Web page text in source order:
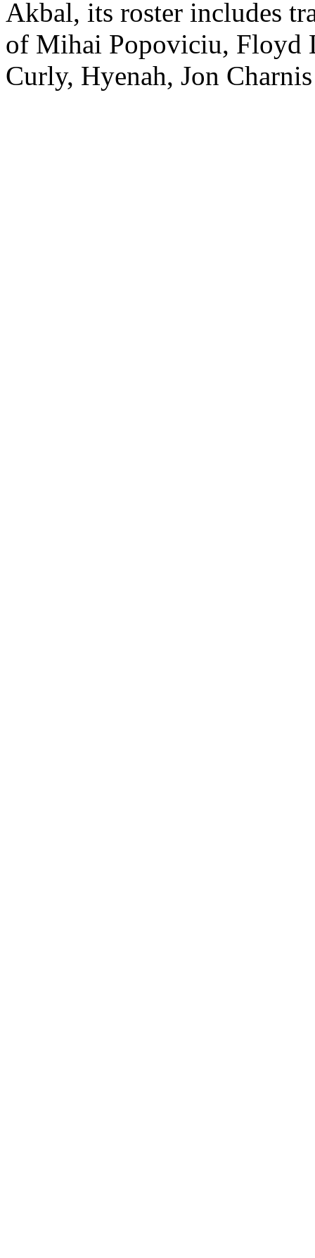
Akbal, its roster includes
of Mihai Popoviciu, Floyd
Curly, Hyenah, Jon